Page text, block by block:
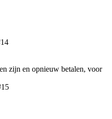
zijn en opnieuw betalen, voor